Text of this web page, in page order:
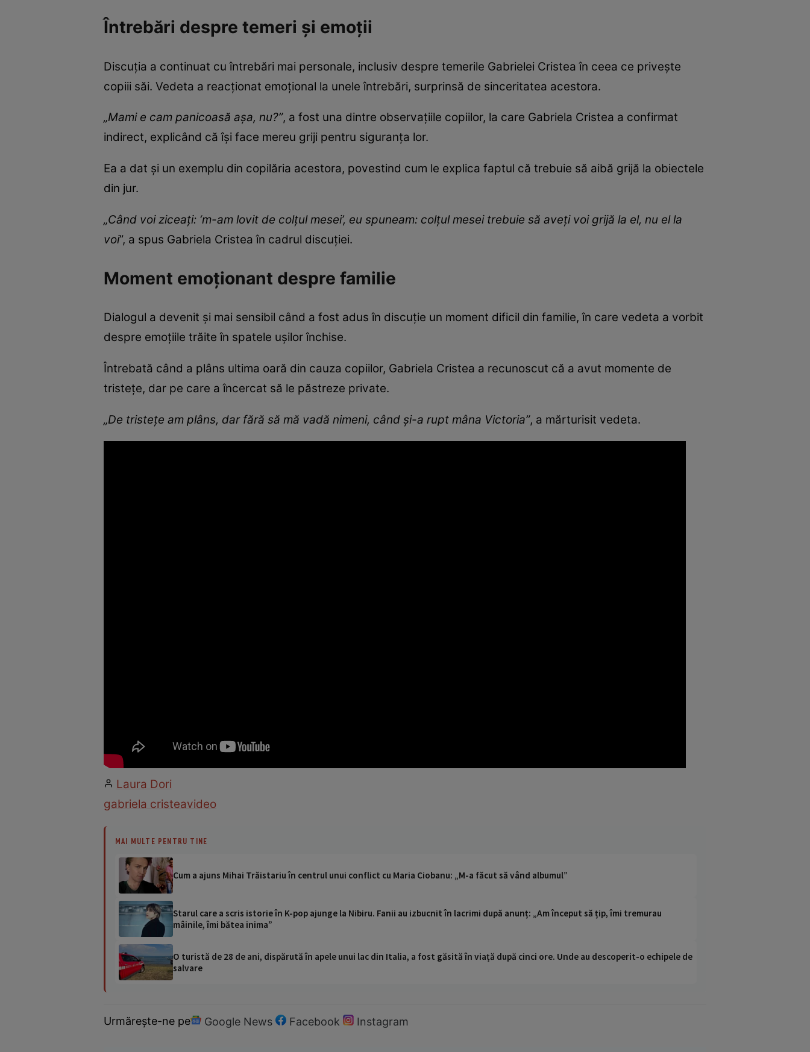
Întrebări despre temeri și emoții
Discuția a continuat cu întrebări mai personale, inclusiv despre temerile Gabrielei Cristea în ceea ce privește
copiii săi. Vedeta a reacționat emoțional la unele întrebări, surprinsă de sinceritatea acestora.
„Mami e cam panicoasă așa, nu?”, a fost una dintre observațiile copiilor, la care Gabriela Cristea a confirmat
indirect, explicând că își face mereu griji pentru siguranța lor.
Ea a dat și un exemplu din copilăria acestora, povestind cum le explica faptul că trebuie să aibă grijă la obiectele
din jur.
„Când voi ziceați: ‘m-am lovit de colțul mesei’, eu spuneam: colțul mesei trebuie să aveți voi grijă la el, nu el la
voi”, a spus Gabriela Cristea în cadrul discuției.
Moment emoționant despre familie
Dialogul a devenit și mai sensibil când a fost adus în discuție un moment dificil din familie, în care vedeta a vorbit
despre emoțiile trăite în spatele ușilor închise.
Întrebată când a plâns ultima oară din cauza copiilor, Gabriela Cristea a recunoscut că a avut momente de
tristețe, dar pe care a încercat să le păstreze private.
„De tristețe am plâns, dar fără să mă vadă nimeni, când și-a rupt mâna Victoria”, a mărturisit vedeta.
Laura Dori
gabriela cristeavideo
MAI MULTE PENTRU TINE
Cum a ajuns Mihai Trăistariu în centrul unui conflict cu Maria Ciobanu: „M-a făcut să vând albumul”
Starul care a scris istorie în K-pop ajunge la Nibiru. Fanii au izbucnit în lacrimi după anunț: „Am început să țip, îmi tremurau
mâinile, îmi bătea inima”
O turistă de 28 de ani, dispărută în apele unui lac din Italia, a fost găsită în viață după cinci ore. Unde au descoperit-o echipele de
salvare
Urmărește-ne pe Google News Facebook Instagram